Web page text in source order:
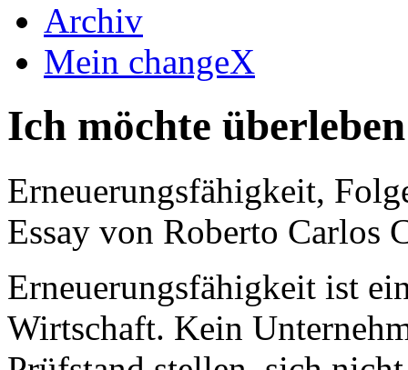
Archiv
Mein changeX
Ich möchte überleben
Erneuerungsfähigkeit,
Essay von Roberto Carlos
Erneuerungsfähigkeit ist
Wirtschaft. Kein